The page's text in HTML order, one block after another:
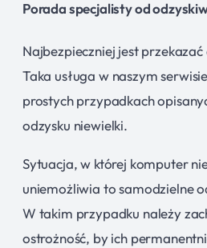
Porada specjalisty od
Najbezpieczniej jest
Taka usługa w naszym
prostych przypadkach
odzysku niewielki.
Sytuacja, w której komputer
uniemożliwia to samodzielne
W takim przypadku należy
ostrożność, by ich